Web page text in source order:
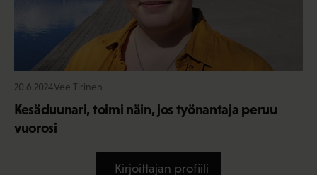
20.6.2024Vee Tirinen
Kesäduunari, toimi näin, jos työnantaja peruu
vuorosi
Kirjoittajan profiili